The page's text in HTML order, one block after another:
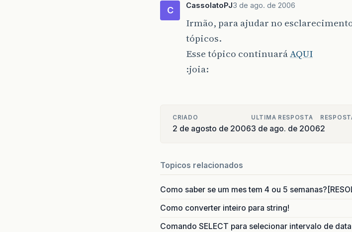
C CassolatoPJ3 de ago. de 2006
Irmão, para ajudar no
tópicos.
Esse tópico continuaráAQUI
:joia:
CRIADO
2 de agosto de 2006
ULTIMA RESPOSTA
3 de ago. de 20062
Topicos relacionados
Como saber se um mes tem 4 ou 5
Como converter inteiro para string!
Comando SELECT para selecionar intervalo de data